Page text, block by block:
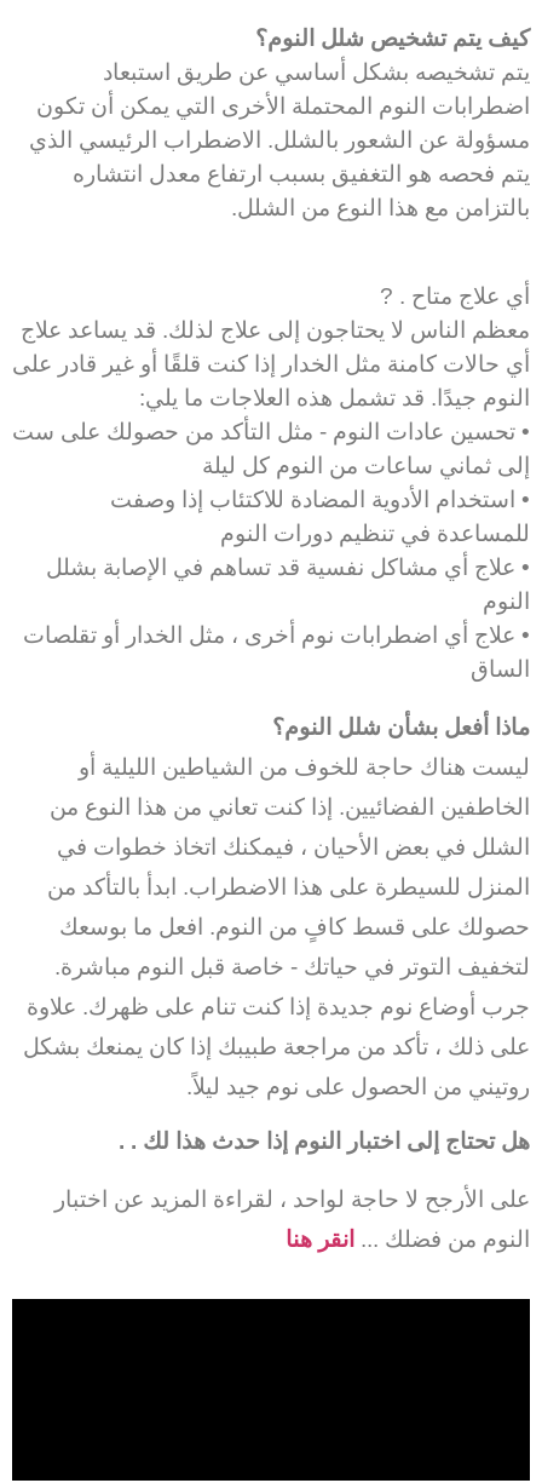
كيف يتم تشخيص شلل النوم؟
يتم تشخيصه بشكل أساسي عن طريق استبعاد
اضطرابات النوم المحتملة الأخرى التي يمكن أن تكون
مسؤولة عن الشعور بالشلل. الاضطراب الرئيسي الذي
يتم فحصه هو التغفيق بسبب ارتفاع معدل انتشاره
بالتزامن مع هذا النوع من الشلل.
أي علاج متاح .
?
معظم الناس لا يحتاجون إلى علاج لذلك. قد يساعد علاج
أي حالات كامنة مثل الخدار إذا كنت قلقًا أو غير قادر على
النوم جيدًا. قد تشمل هذه العلاجات ما يلي:
• تحسين عادات النوم - مثل التأكد من حصولك على ست
إلى ثماني ساعات من النوم كل ليلة
• استخدام الأدوية المضادة للاكتئاب إذا وصفت
للمساعدة في تنظيم دورات النوم
• علاج أي مشاكل نفسية قد تساهم في الإصابة بشلل
النوم
• علاج أي اضطرابات نوم أخرى ، مثل الخدار أو تقلصات
الساق
ماذا أفعل بشأن شلل النوم؟
ليست هناك حاجة للخوف من الشياطين الليلية أو
الخاطفين الفضائيين. إذا كنت تعاني من هذا النوع من
الشلل في بعض الأحيان ، فيمكنك اتخاذ خطوات في
المنزل للسيطرة على هذا الاضطراب. ابدأ بالتأكد من
حصولك على قسط كافٍ من النوم. افعل ما بوسعك
لتخفيف التوتر في حياتك - خاصة قبل النوم مباشرة.
جرب أوضاع نوم جديدة إذا كنت تنام على ظهرك. علاوة
على ذلك ، تأكد من مراجعة طبيبك إذا كان يمنعك بشكل
روتيني من الحصول على نوم جيد ليلاً.
هل تحتاج إلى اختبار النوم إذا حدث هذا لك .
.
على الأرجح لا حاجة لواحد ، لقراءة المزيد عن اختبار
النوم من فضلك ... انقر هنا